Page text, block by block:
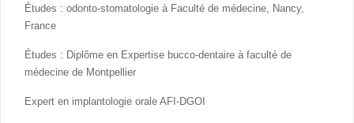
Études : odonto-stomatologie à Faculté de médecine, Nancy,
France
Études : Diplôme en Expertise bucco-dentaire à faculté de
médecine de Montpellier
Expert en implantologie orale AFI-DGOI